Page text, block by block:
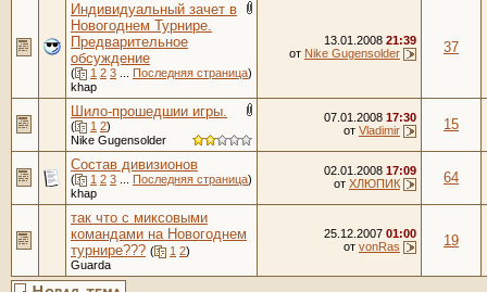
Индивидуальный зачет в
Новогоднем Турнире.
Предварительное
обсуждение
( 1 2 3 Последняя страница)
khap
13.01.2008 21:39
от Nike Gugensolder 37
Шило-прошедшии игры.
( 1 2)
Nike Gugensolder
07.01.2008 17:30
от Vladimir 15
Состав дивизионов
( 1 2 3 Последняя страница)
khap
02.01.2008 17:09
от ХЛЮПИК 64
так что с миксовыми
командами на Новогоднем
турнире??? ( 1 2)
Guarda
25.12.2007 01:00
от vonRas 19